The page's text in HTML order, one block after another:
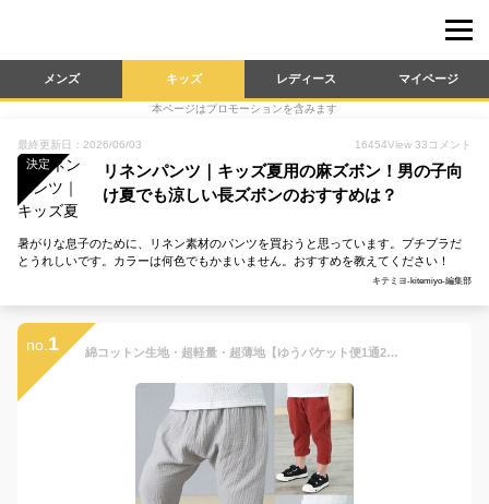
メンズ キッズ レディース マイページ
本ページはプロモーションを含みます
最終更新日：2026/06/03 16454View 33 コメント
決定
リネンパンツ｜キッズ夏用の麻ズボン！男の子向
け夏でも涼しい長ズボンのおすすめは？
暑がりな息子のために、リネン素材のパンツを買おうと思っています。プチプラだ
とうれしいです。カラーは何色でもかまいません。おすすめを教えてください！
キテミヨ-kitemiyo-編集部
no. 1 綿コットン生地・超軽量・超薄地【ゆうパケット便1通2枚までok】7分丈 サルエル 子供ズボン ハーフパンツ ズボンショートパンツ こども 半ズボン 子供 キッズ ジュニア 男の子 女の子 子供服 ボトムス コットンリネン ワッシャー加工 綿ガーゼ生地透気性抜群